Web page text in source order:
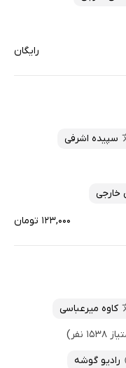
رایگان
سپیده اشرفی
خارجی
۱۲۳,۰۰۰ تومان
کاوه میرعباسی
نفر)
رادیو گوشه